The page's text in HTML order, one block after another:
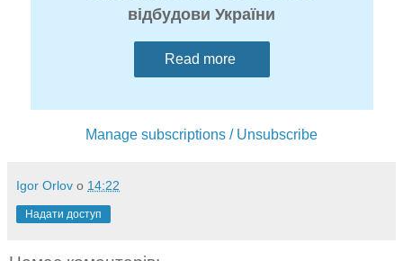
відбудови України
Read more
Manage subscriptions / Unsubscribe
Igor Orlov о 14:22
Надати доступ